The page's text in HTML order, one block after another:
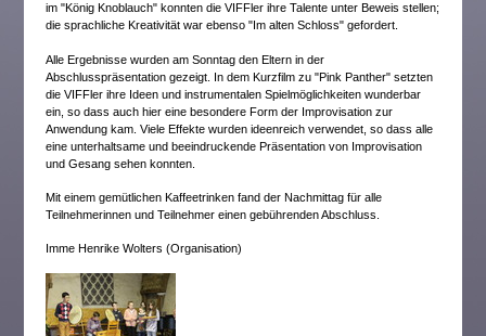
im "König Knoblauch" konnten die VIFFler ihre Talente unter Beweis stellen;
die sprachliche Kreativität war ebenso "Im alten Schloss" gefordert.
Alle Ergebnisse wurden am Sonntag den Eltern in der
Abschlusspräsentation gezeigt. In dem Kurzfilm zu "Pink Panther" setzten
die VIFFler ihre Ideen und instrumentalen Spielmöglichkeiten wunderbar
ein, so dass auch hier eine besondere Form der Improvisation zur
Anwendung kam. Viele Effekte wurden ideenreich verwendet, so dass alle
eine unterhaltsame und beeindruckende Präsentation von Improvisation
und Gesang sehen konnten.
Mit einem gemütlichen Kaffeetrinken fand der Nachmittag für alle
Teilnehmerinnen und Teilnehmer einen gebührenden Abschluss.
Imme Henrike Wolters (Organisation)